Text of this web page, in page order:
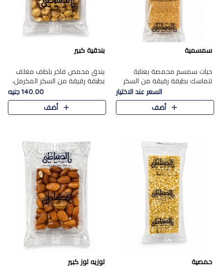
سمسمية
حبات سمسم محمصة بعناية
تتماسك بطبقة رقيقة من السكر
المكرمل، لتقدم طعم السمسم
المميز وقرمشتة التي ارتبطت ببهجة
المولد عبر الأجيال.
السعر عند الاختيار
أضف
بندقية كبير
بندق محمص فاخر بلطف مغلف
بطبقة رقيقة من السكر المكرمل،
يجمع بين النكهة الغنية ناتي
والقرمشة الراقية المرضية في
حلوى شرقية أنيقه بطابع مميز.
140.00 جنيه
أضف
حمصية لوزيه لوز كبير